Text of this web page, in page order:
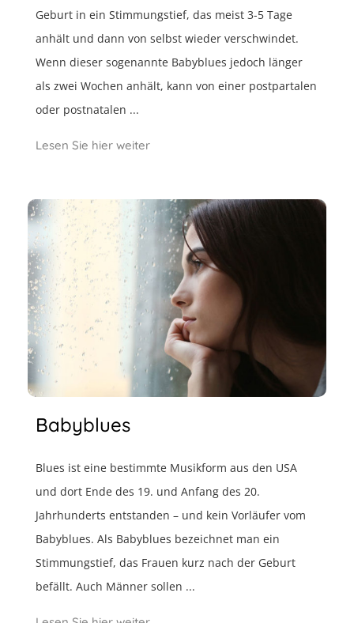
Geburt in ein Stimmungstief, das meist 3-5 Tage
anhält und dann von selbst wieder verschwindet.
Wenn dieser sogenannte Babyblues jedoch länger
als zwei Wochen anhält, kann von einer postpartalen
oder postnatalen ...
Lesen Sie hier weiter
Babyblues
Blues ist eine bestimmte Musikform aus den USA
und dort Ende des 19. und Anfang des 20.
Jahrhunderts entstanden – und kein Vorläufer vom
Babyblues. Als Babyblues bezeichnet man ein
Stimmungstief, das Frauen kurz nach der Geburt
befällt. Auch Männer sollen ...